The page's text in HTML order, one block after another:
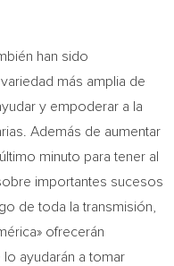
han sido
más amplia de
y empoderar a la
Además de aumentar
minuto para tener al
importantes sucesos
de toda la transmisión,
ofrecerán
ayudarán a tomar